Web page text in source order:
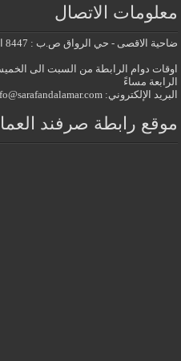
معلومات الاتصال
ضاحية الاقصى - حي الرواق ص.ب : 8447 الرمز البريدي : 11121 مبنى رقم : 68
اوقات دوام الرابطة من السبت الى
الرابعة مساءً
البريد الإلكتروني: info@sarafandalamar.com
موقع رابطة صرفند